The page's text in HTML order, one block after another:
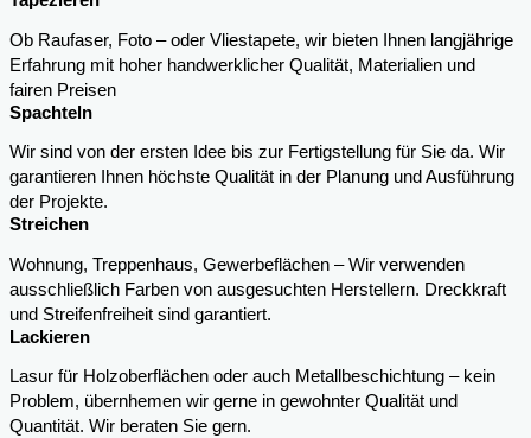
Ob Raufaser, Foto – oder Vliestapete, wir bieten Ihnen langjährige
Erfahrung mit hoher handwerklicher Qualität, Materialien und
fairen Preisen
Spachteln
Wir sind von der ersten Idee bis zur Fertigstellung für Sie da. Wir
garantieren Ihnen höchste Qualität in der Planung und Ausführung
der Projekte.
Streichen
Wohnung, Treppenhaus, Gewerbeflächen – Wir verwenden
ausschließlich Farben von ausgesuchten Herstellern. Dreckkraft
und Streifenfreiheit sind garantiert.
Lackieren
Lasur für Holzoberflächen oder auch Metallbeschichtung – kein
Problem, übernhemen wir gerne in gewohnter Qualität und
Quantität. Wir beraten Sie gern.